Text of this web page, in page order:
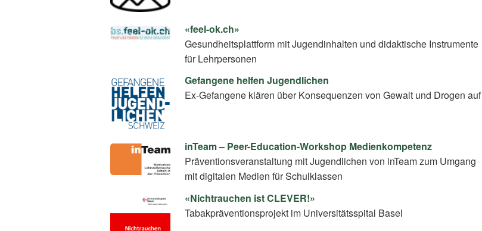
«feel-ok.ch»
Gesundheitsplattform mit Jugendinhalten und didaktische Instrumente
für Lehrpersonen
Gefangene helfen Jugendlichen
Ex-Gefangene klären über Konsequenzen von Gewalt und Drogen auf
inTeam – Peer-Education-Workshop Medienkompetenz
Präventionsveranstaltung mit Jugendlichen von inTeam zum Umgang
mit digitalen Medien für Schulklassen
«Nichtrauchen ist CLEVER!»
Tabakpräventionsprojekt im Universitätsspital Basel